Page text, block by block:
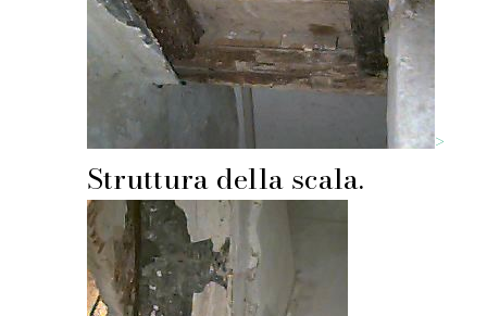
>
Struttura della scala.